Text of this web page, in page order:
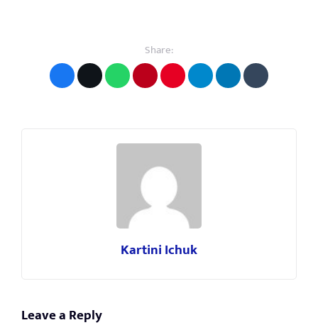
Share:
Kartini Ichuk
Leave a Reply